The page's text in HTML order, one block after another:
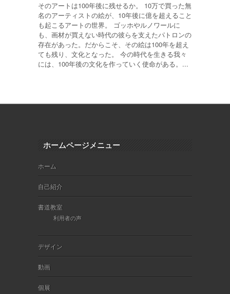
そのアートは100年後に残せるか。 10万で買った無
名のアーティストの絵が、10年後に億を超えること
も起こるアートの世界。 ゴッホやルノワールに
も、画材が買えない時代の彼らを支えたパトロンの
存在があった。だからこそ、その絵は100年を超え
ても残り、文化となった。 今の時代を生きる我々
には、100年後の文化を作っていく使命がある。...
ホームページメニュー
ホーム
自己紹介
書道教室
利用者の声
デザイン
動画
個展